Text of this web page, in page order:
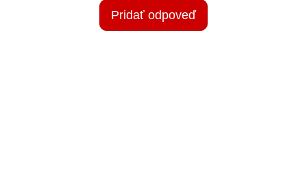
Pridať odpoveď